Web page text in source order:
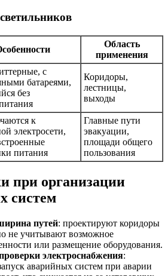
Область
применения
с
батареями,
без
Коридоры,
лестницы,
выходы
к
электросети,
питания
Главные пути
эвакуации,
площади общего
пользования
при организации
систем
путей: проектируют коридоры
не учитывают возможное
или размещение оборудования.
электроснабжения:
аварийных систем при аварии